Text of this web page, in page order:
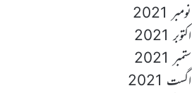
نومبر 2021
اکتوبر 2021
ستمبر 2021
اگست 2021